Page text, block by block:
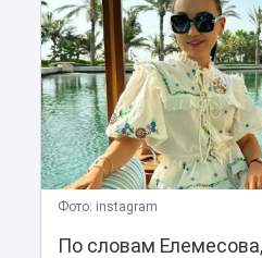
Фото: instagram
По словам